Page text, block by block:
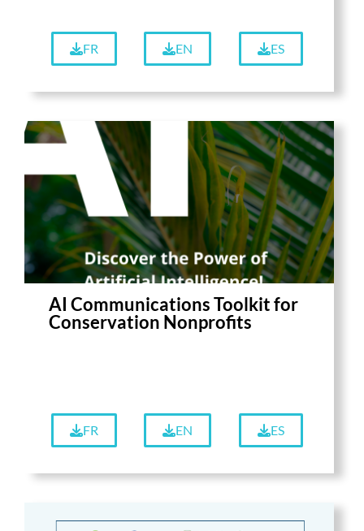
FR EN ES
AI Communications Toolkit for
Conservation Nonprofits
FR EN ES